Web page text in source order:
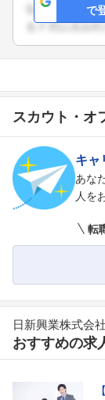
で
スカウト・オ
キャ
あな
人を
転
日新興業株式会社
おすすめの求